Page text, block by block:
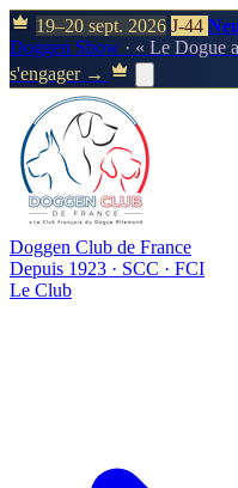
19–20 sept. 2026 J-44
Doggen Show · « Le Dogue
s'engager →
Doggen Club de France
Depuis 1923 · SCC · FCI
Le Club